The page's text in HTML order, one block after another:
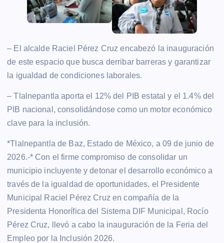
– El alcalde Raciel Pérez Cruz encabezó la inauguración
de este espacio que busca derribar barreras y garantizar
la igualdad de condiciones laborales.
– Tlalnepantla aporta el 12% del PIB estatal y el 1.4% del
PIB nacional, consolidándose como un motor económico
clave para la inclusión.
*Tlalnepantla de Baz, Estado de México, a 09 de junio de
2026.-* Con el firme compromiso de consolidar un
municipio incluyente y detonar el desarrollo económico a
través de la igualdad de oportunidades, el Presidente
Municipal Raciel Pérez Cruz en compañía de la
Presidenta Honorífica del Sistema DIF Municipal, Rocío
Pérez Cruz, llevó a cabo la inauguración de la Feria del
Empleo por la Inclusión 2026.